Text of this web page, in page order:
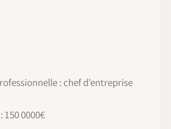
: chef d'entreprise
0000€